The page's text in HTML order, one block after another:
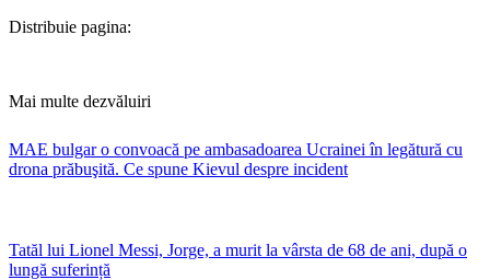
Distribuie pagina:
Mai multe dezvăluiri
MAE bulgar o convoacă pe ambasadoarea Ucrainei în legătură cu
drona prăbuşită. Ce spune Kievul despre incident
Tatăl lui Lionel Messi, Jorge, a murit la vârsta de 68 de ani, după o
lungă suferință